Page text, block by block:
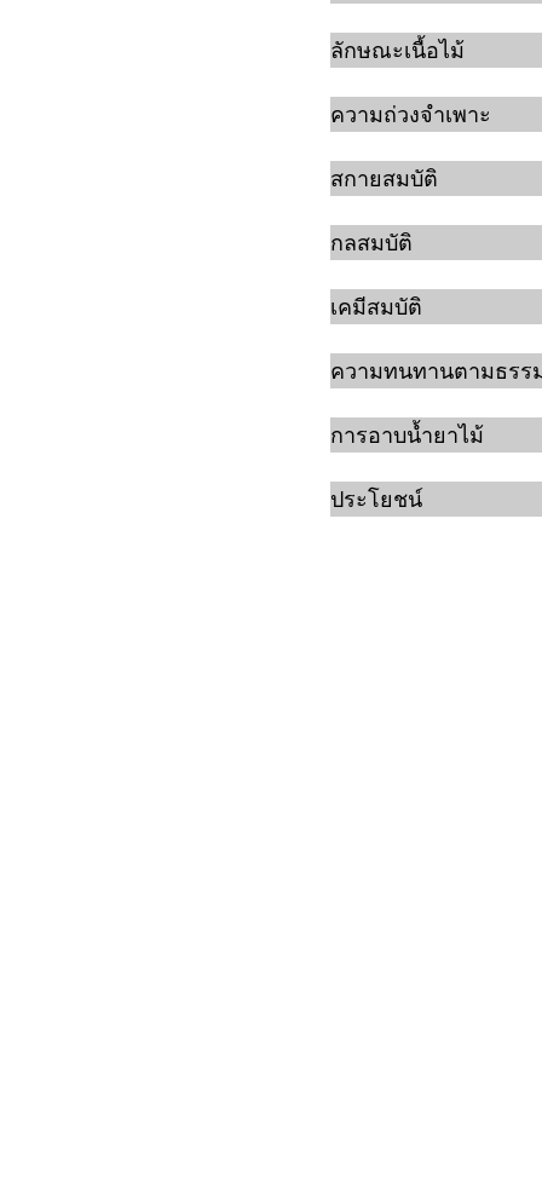
ลักษณะเนื้อไม้
ความถ่วงจำเพาะ
สกายสมบัติ
กลสมบัติ
เคมีสมบัติ
ความทนทานตามธรร
การอาบน้ำยาไม้
ประโยชน์